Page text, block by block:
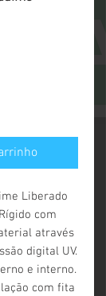
Liberado
com
através
digital UV.
e interno.
com fita